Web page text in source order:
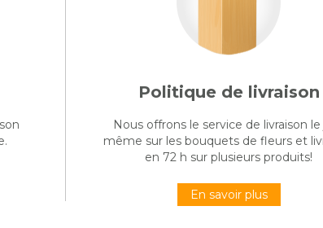
Politique de livraison
Nous offrons le service de livraison
même sur les bouquets de fleurs et
en 72 h sur plusieurs produits!
En savoir plus